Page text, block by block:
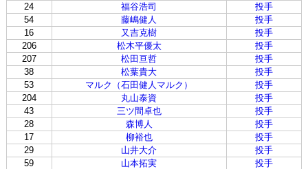
24
福谷浩司
投手
54
藤嶋健人
投手
16
又吉克樹
投手
206
松木平優太
投手
207
松田亘哲
投手
38
松葉貴大
投手
53
マルク（石田健人マルク）
投手
204
丸山泰資
投手
43
三ツ間卓也
投手
28
森博人
投手
17
柳裕也
投手
29
山井大介
投手
59
山本拓実
投手